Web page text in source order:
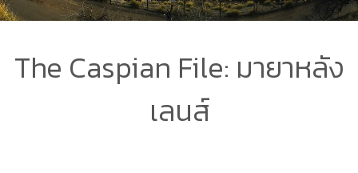
The Caspian File: มายาหลัง
เลนส์